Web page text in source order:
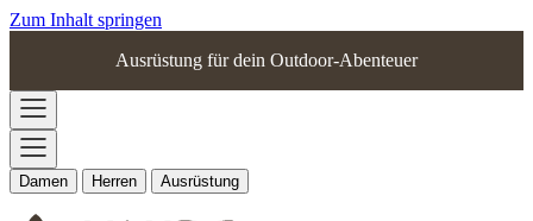
Zum Inhalt springen
Ausrüstung für dein Outdoor-Abenteuer
Damen Herren Ausrüstung